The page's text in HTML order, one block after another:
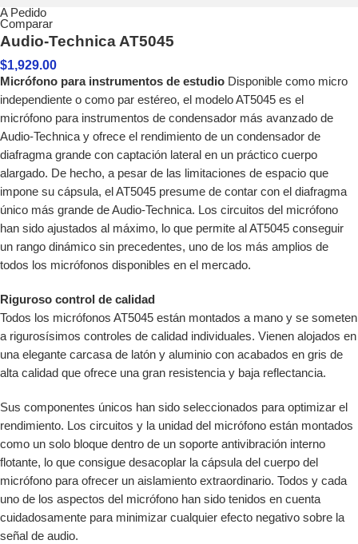
A Pedido
Comparar
Audio-Technica AT5045
$1,929.00
Micrófono para instrumentos de estudio Disponible como micro
independiente o como par estéreo, el modelo AT5045 es el
micrófono para instrumentos de condensador más avanzado de
Audio-Technica y ofrece el rendimiento de un condensador de
diafragma grande con captación lateral en un práctico cuerpo
alargado. De hecho, a pesar de las limitaciones de espacio que
impone su cápsula, el AT5045 presume de contar con el diafragma
único más grande de Audio-Technica. Los circuitos del micrófono
han sido ajustados al máximo, lo que permite al AT5045 conseguir
un rango dinámico sin precedentes, uno de los más amplios de
todos los micrófonos disponibles en el mercado.
Riguroso control de calidad
Todos los micrófonos AT5045 están montados a mano y se someten
a rigurosísimos controles de calidad individuales. Vienen alojados en
una elegante carcasa de latón y aluminio con acabados en gris de
alta calidad que ofrece una gran resistencia y baja reflectancia.
Sus componentes únicos han sido seleccionados para optimizar el
rendimiento. Los circuitos y la unidad del micrófono están montados
como un solo bloque dentro de un soporte antivibración interno
flotante, lo que consigue desacoplar la cápsula del cuerpo del
micrófono para ofrecer un aislamiento extraordinario. Todos y cada
uno de los aspectos del micrófono han sido tenidos en cuenta
cuidadosamente para minimizar cualquier efecto negativo sobre la
señal de audio.